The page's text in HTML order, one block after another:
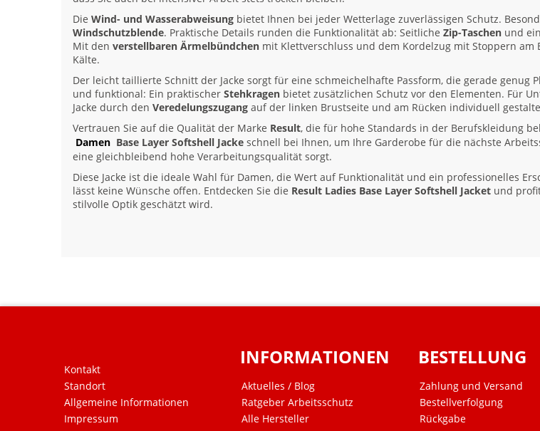
Die Wind- und Wasserabweisung bietet Ihnen bei jeder Wetterlage zuverlässigen Schutz.
Windschutzblende. Praktische Details runden die Funktionalität ab: Seitliche Zip-Taschen und
Mit den verstellbaren Ärmelbündchen mit Klettverschluss und dem Kordelzug mit Stoppern
Kälte.
Der leicht taillierte Schnitt der Jacke sorgt für eine schmeichelhafte Passform, die gerade
und funktional: Ein praktischer Stehkragen bietet zusätzlichen Schutz vor den Elementen. Für
Jacke durch den Veredelungszugang auf der linken Brustseite und am Rücken individuell
Vertrauen Sie auf die Qualität der Marke Result, die für hohe Standards in der Berufskleidung
Damen Base Layer Softshell Jacke schnell bei Ihnen, um Ihre Garderobe für die nächste
eine gleichbleibend hohe Verarbeitungsqualität sorgt.
Diese Jacke ist die ideale Wahl für Damen, die Wert auf Funktionalität und ein professionelles
lässt keine Wünsche offen. Entdecken Sie die Result Ladies Base Layer Softshell Jacket und
stilvolle Optik geschätzt wird.
Kontakt
Standort
Allgemeine Informationen
Impressum
INFORMATIONEN
Aktuelles / Blog
Ratgeber Arbeitsschutz
Alle Hersteller
BESTELLUNG
Zahlung und Versand
Bestellverfolgung
Rückgabe